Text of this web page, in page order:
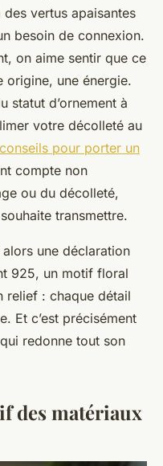
vertus apaisantes
besoin de connexion.
on aime sentir que ce
origine, une énergie.
statut d’ornement à
votre décolleté au
pour porter un
compte non
ou du décolleté,
transmettre.
une déclaration
925, un motif floral
relief : chaque détail
Et c’est précisément
redonne tout son
des matériaux